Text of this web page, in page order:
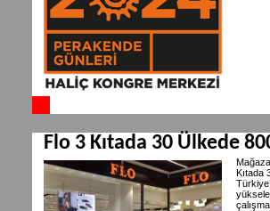
Flo 3 Kıtada 30 Ülkede
Kıtada